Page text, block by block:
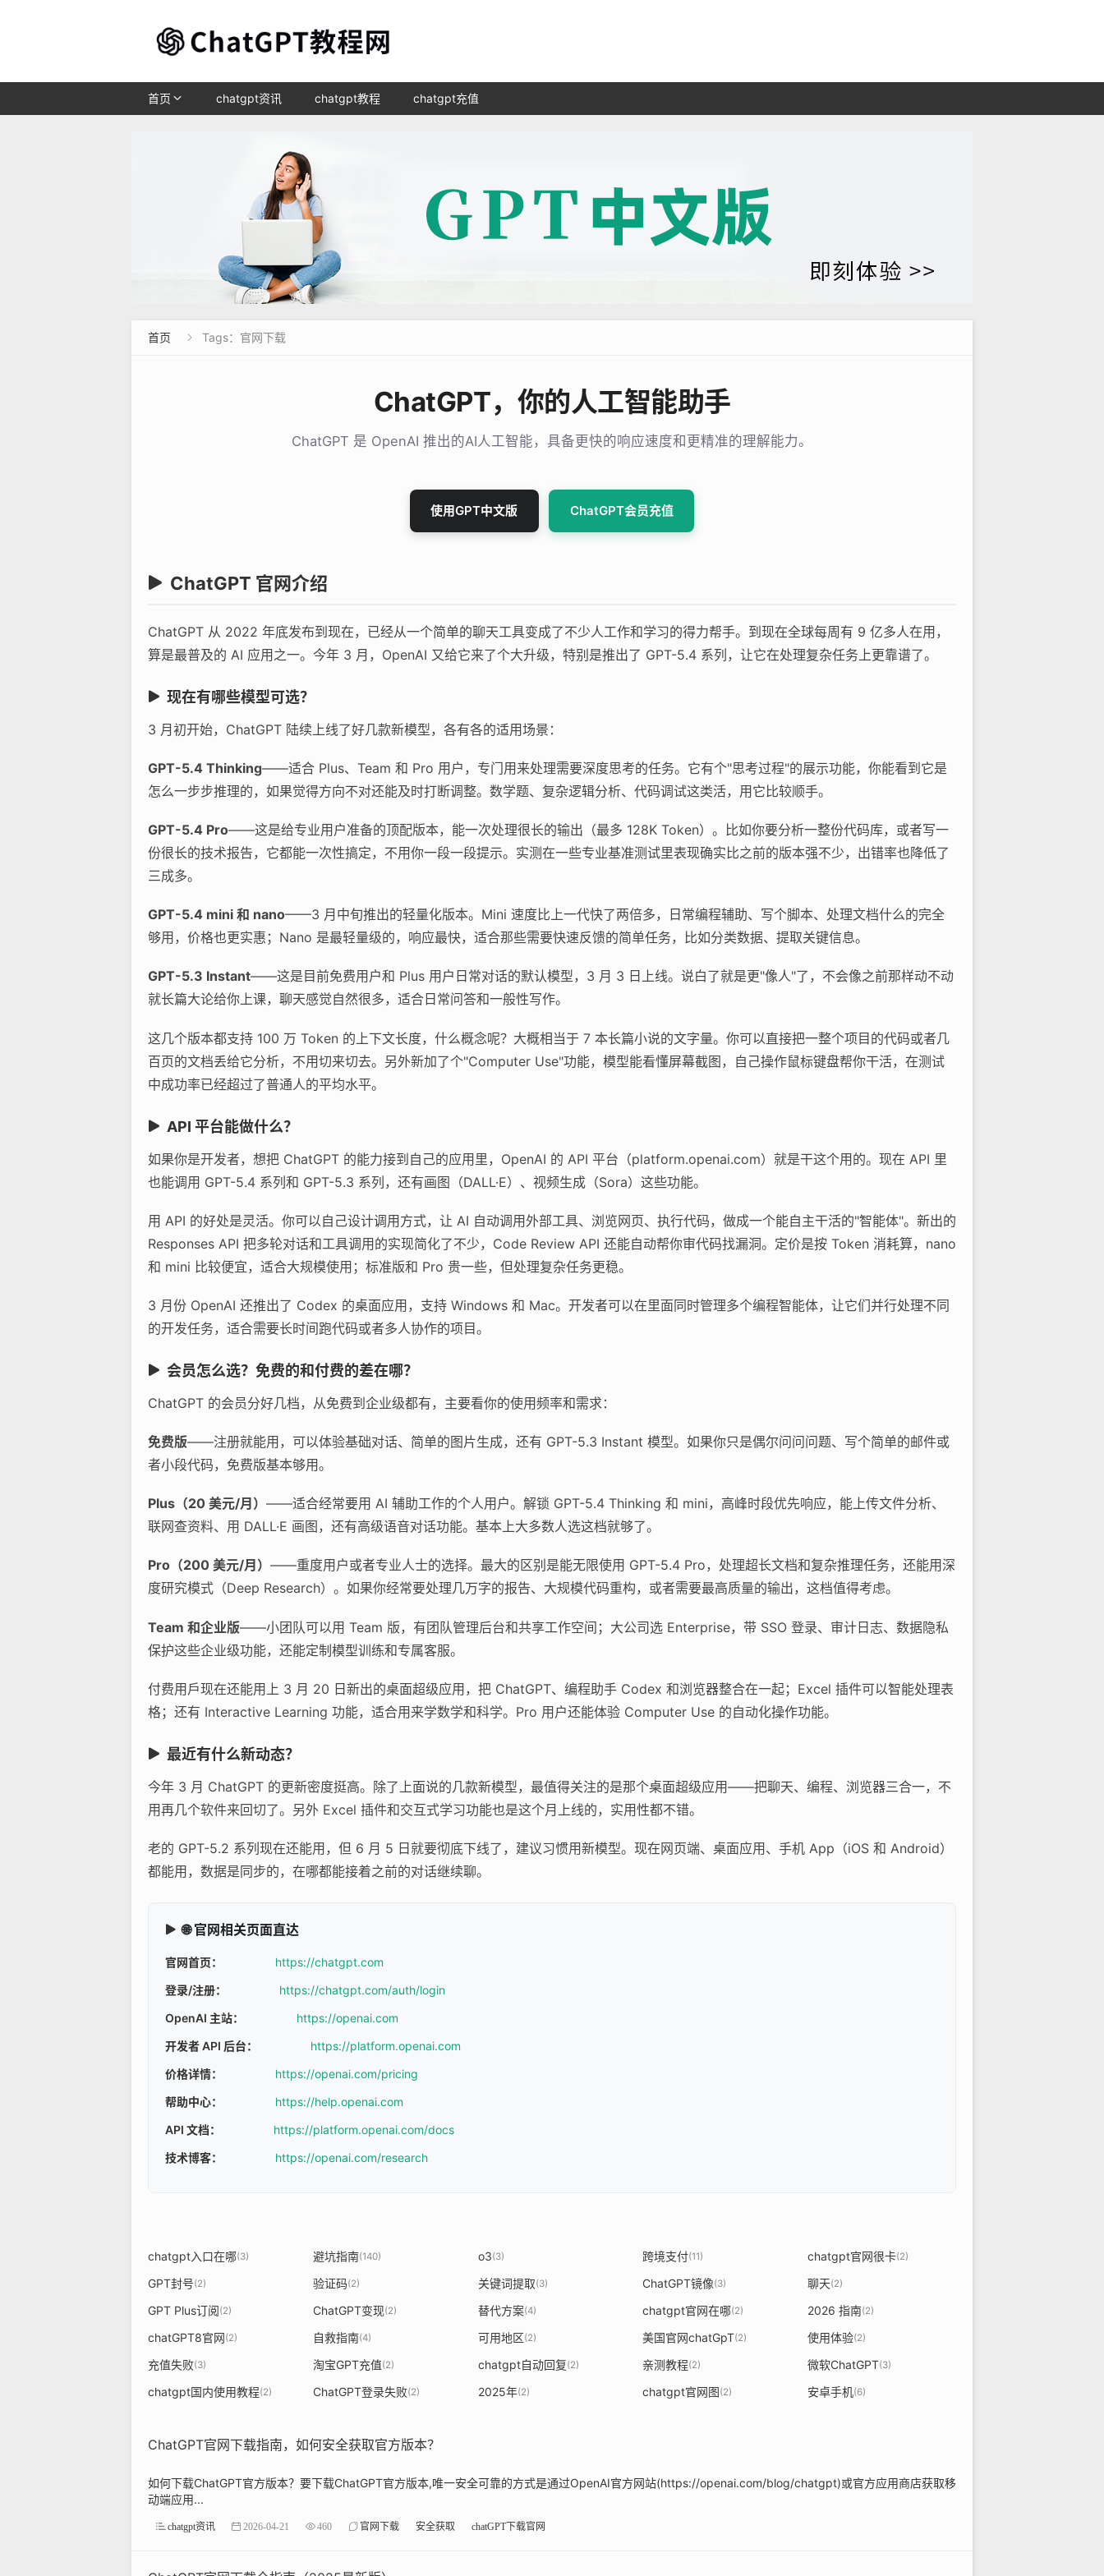
首页 chatgpt资讯 chatgpt教程 chatgpt充值
首页  Tags：官网下载
ChatGPT，你的人工智能助手
ChatGPT 是 OpenAI 推出的AI人工智能，具备更快的响应速度和更精准的理解能力。
使用GPT中文版 ChatGPT会员充值
ChatGPT 官网介绍
ChatGPT 从 2022 年底发布到现在，已经从一个简单的聊天工具变成了不少人工作和学习的得力帮手。到现在全球每周有 9 亿多人在用，
算是最普及的 AI 应用之一。今年 3 月，OpenAI 又给它来了个大升级，特别是推出了 GPT-5.4 系列，让它在处理复杂任务上更靠谱了。
现在有哪些模型可选？
3 月初开始，ChatGPT 陆续上线了好几款新模型，各有各的适用场景：
GPT-5.4 Thinking——适合 Plus、Team 和 Pro 用户，专门用来处理需要深度思考的任务。它有个"思考过程"的展示功能，你能看到它是
怎么一步步推理的，如果觉得方向不对还能及时打断调整。数学题、复杂逻辑分析、代码调试这类活，用它比较顺手。
GPT-5.4 Pro——这是给专业用户准备的顶配版本，能一次处理很长的输出（最多 128K Token）。比如你要分析一整份代码库，或者写一
份很长的技术报告，它都能一次性搞定，不用你一段一段提示。实测在一些专业基准测试里表现确实比之前的版本强不少，出错率也降低了
三成多。
GPT-5.4 mini 和 nano——3 月中旬推出的轻量化版本。Mini 速度比上一代快了两倍多，日常编程辅助、写个脚本、处理文档什么的完全
够用，价格也更实惠；Nano 是最轻量级的，响应最快，适合那些需要快速反馈的简单任务，比如分类数据、提取关键信息。
GPT-5.3 Instant——这是目前免费用户和 Plus 用户日常对话的默认模型，3 月 3 日上线。说白了就是更"像人"了，不会像之前那样动不动
就长篇大论给你上课，聊天感觉自然很多，适合日常问答和一般性写作。
这几个版本都支持 100 万 Token 的上下文长度，什么概念呢？大概相当于 7 本长篇小说的文字量。你可以直接把一整个项目的代码或者几
百页的文档丢给它分析，不用切来切去。另外新加了个"Computer Use"功能，模型能看懂屏幕截图，自己操作鼠标键盘帮你干活，在测试
中成功率已经超过了普通人的平均水平。
API 平台能做什么？
如果你是开发者，想把 ChatGPT 的能力接到自己的应用里，OpenAI 的 API 平台（platform.openai.com）就是干这个用的。现在 API 里
也能调用 GPT-5.4 系列和 GPT-5.3 系列，还有画图（DALL·E）、视频生成（Sora）这些功能。
用 API 的好处是灵活。你可以自己设计调用方式，让 AI 自动调用外部工具、浏览网页、执行代码，做成一个能自主干活的"智能体"。新出的
Responses API 把多轮对话和工具调用的实现简化了不少，Code Review API 还能自动帮你审代码找漏洞。定价是按 Token 消耗算，nano
和 mini 比较便宜，适合大规模使用；标准版和 Pro 贵一些，但处理复杂任务更稳。
3 月份 OpenAI 还推出了 Codex 的桌面应用，支持 Windows 和 Mac。开发者可以在里面同时管理多个编程智能体，让它们并行处理不同
的开发任务，适合需要长时间跑代码或者多人协作的项目。
会员怎么选？免费的和付费的差在哪？
ChatGPT 的会员分好几档，从免费到企业级都有，主要看你的使用频率和需求：
免费版——注册就能用，可以体验基础对话、简单的图片生成，还有 GPT-5.3 Instant 模型。如果你只是偶尔问问问题、写个简单的邮件或
者小段代码，免费版基本够用。
Plus（20 美元/月） ——适合经常要用 AI 辅助工作的个人用户。解锁 GPT-5.4 Thinking 和 mini，高峰时段优先响应，能上传文件分析、
联网查资料、用 DALL·E 画图，还有高级语音对话功能。基本上大多数人选这档就够了。
Pro（200 美元/月） ——重度用户或者专业人士的选择。最大的区别是能无限使用 GPT-5.4 Pro，处理超长文档和复杂推理任务，还能用深
度研究模式（Deep Research）。如果你经常要处理几万字的报告、大规模代码重构，或者需要最高质量的输出，这档值得考虑。
Team 和企业版——小团队可以用 Team 版，有团队管理后台和共享工作空间；大公司选 Enterprise，带 SSO 登录、审计日志、数据隐私
保护这些企业级功能，还能定制模型训练和专属客服。
付费用戶现在还能用上 3 月 20 日新出的桌面超级应用，把 ChatGPT、编程助手 Codex 和浏览器整合在一起；Excel 插件可以智能处理表
格；还有 Interactive Learning 功能，适合用来学数学和科学。Pro 用户还能体验 Computer Use 的自动化操作功能。
最近有什么新动态？
今年 3 月 ChatGPT 的更新密度挺高。除了上面说的几款新模型，最值得关注的是那个桌面超级应用——把聊天、编程、浏览器三合一，不
用再几个软件来回切了。另外 Excel 插件和交互式学习功能也是这个月上线的，实用性都不错。
老的 GPT-5.2 系列现在还能用，但 6 月 5 日就要彻底下线了，建议习惯用新模型。现在网页端、桌面应用、手机 App（iOS 和 Android）
都能用，数据是同步的，在哪都能接着之前的对话继续聊。
🌐 官网相关页面直达
官网首页：
https://chatgpt.com
登录/注册：
https://chatgpt.com/auth/login
OpenAI 主站：
https://openai.com
开发者 API 后台：
https://platform.openai.com
价格详情：
https://openai.com/pricing
帮助中心：
https://help.openai.com
API 文档：
https://platform.openai.com/docs
技术博客：
https://openai.com/research
chatgpt入口在哪(3) 避坑指南(140) o3(3) 跨境支付(11) chatgpt官网很卡(2)
GPT封号(2) 验证码(2) 关键词提取(3) ChatGPT镜像(3) 聊天(2)
GPT Plus订阅(2) ChatGPT变现(2) 替代方案(4) chatgpt官网在哪(2) 2026 指南(2)
chatGPT8官网(2) 自救指南(4) 可用地区(2) 美国官网chatGpT(2) 使用体验(2)
充值失败(3) 淘宝GPT充值(2) chatgpt自动回复(2) 亲测教程(2) 微软ChatGPT(3)
chatgpt国内使用教程(2) ChatGPT登录失败(2) 2025年(2) chatgpt官网图(2) 安卓手机(6)
ChatGPT官网下载指南，如何安全获取官方版本？
如何下载ChatGPT官方版本？要下载ChatGPT官方版本,唯一安全可靠的方式是通过OpenAI官方网站(https://openai.com/blog/chatgpt)或官方应用商店获取移
动端应用...
chatgpt资讯 2026-04-21 460 官网下载 安全获取 chatGPT下载官网